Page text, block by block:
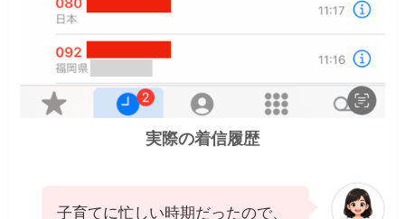
実際の着信履歴
子育てに忙しい時期だったので、